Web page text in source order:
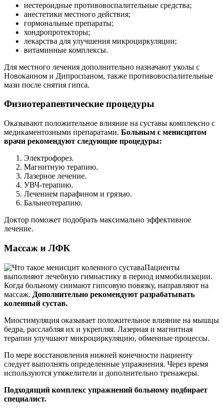
нестероидные противовоспалительные средства;
анестетики местного действия;
гормональные препараты;
хондропротекторы;
лекарства для улучшения микроциркуляции;
витаминные комплексы.
Для местного лечения дополнительно назначают уколы с
Новокаином и Дипроспаном, также противовоспалительные
мази после снятия гипса.
Физиотерапевтические процедуры
Оказывают положительное влияние на суставы комплексно с
медикаментозными препаратами. Больным с менисцитом
врачи рекомендуют следующие процедуры:
Электрофорез.
Магнитную терапию.
Лазерное лечение.
УВЧ-терапию.
Лечением парафином и грязью.
Бальнеотерапию.
Доктор поможет подобрать максимально эффективное
лечение.
Массаж и ЛФК
Пациенты
выполняют лечебную гимнастику в период иммобилизации.
Когда больному снимают гипсовую повязку, направляют на
массаж. Дополнительно рекомендуют разрабатывать
коленный сустав.
Миостимуляция оказывает положительное влияние на мышцы
бедра, расслабляя их и укрепляя. Лазерная и магнитная
терапии улучшают микроциркуляцию, обменные процессы.
По мере восстановления нижней конечности пациенту
следует выполнять определенные упражнения. Через время
используются утяжелители и дополнительно тренажеры.
Подходящий комплекс упражнений больному подбирает
специалист.